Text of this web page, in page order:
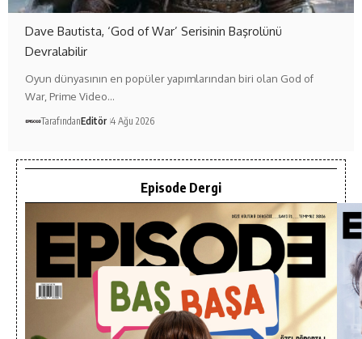
Dave Bautista, ‘God of War’ Serisinin Başrolünü
Devralabilir
Oyun dünyasının en popüler yapımlarından biri olan God of
War, Prime Video…
TarafındanEditör 4 Ağu 2026
Episode Dergi